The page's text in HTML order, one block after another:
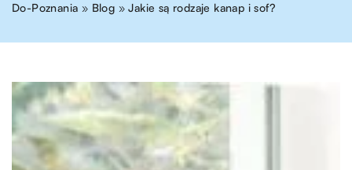
Do-Poznania » Blog »Jakie są rodzaje kanap i sof?